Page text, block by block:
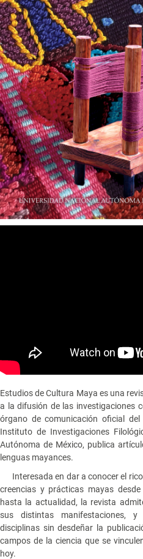
Estudios de Cultura Maya es una
a la difusión de las investigaciones
órgano de comunicación oficial
Instituto de Investigaciones
Autónoma de México, publica
lenguas mayances.
Interesada en dar a conocer el
creencias y prácticas mayas
hasta la actualidad, la revista
sus distintas manifestaciones,
disciplinas sin desdeñar la
campos de la ciencia que se
hoy.